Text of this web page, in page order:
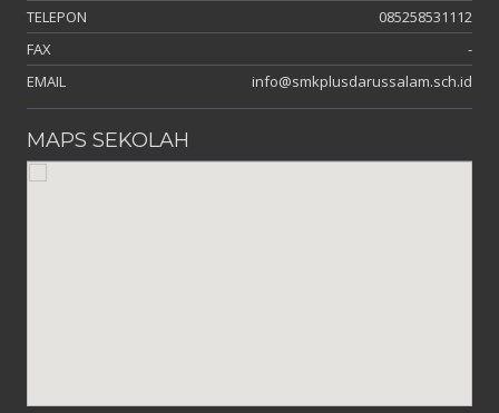
TELEPON
085258531112
FAX
-
EMAIL
info@smkplusdarussalam.sch.id
MAPS SEKOLAH